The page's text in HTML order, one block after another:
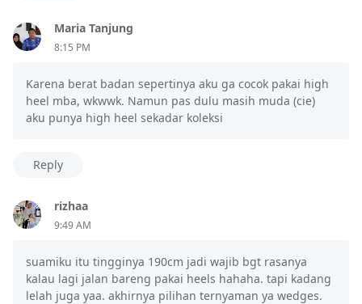
Maria Tanjung
8:15 PM
Karena berat badan sepertinya aku ga cocok pakai high
heel mba, wkwwk. Namun pas dulu masih muda (cie)
aku punya high heel sekadar koleksi
Reply
rizhaa
9:49 AM
suamiku itu tingginya 190cm jadi wajib bgt rasanya
kalau lagi jalan bareng pakai heels hahaha. tapi kadang
lelah juga yaa. akhirnya pilihan ternyaman ya wedges.